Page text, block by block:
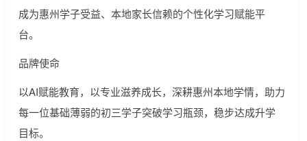
成为惠州学子受益、本地家长信赖的个性化学习赋能平
台。
品牌使命
以AI赋能教育，以专业滋养成长，深耕惠州本地学情，助力
每一位基础薄弱的初三学子突破学习瓶颈，稳步达成升学
目标。